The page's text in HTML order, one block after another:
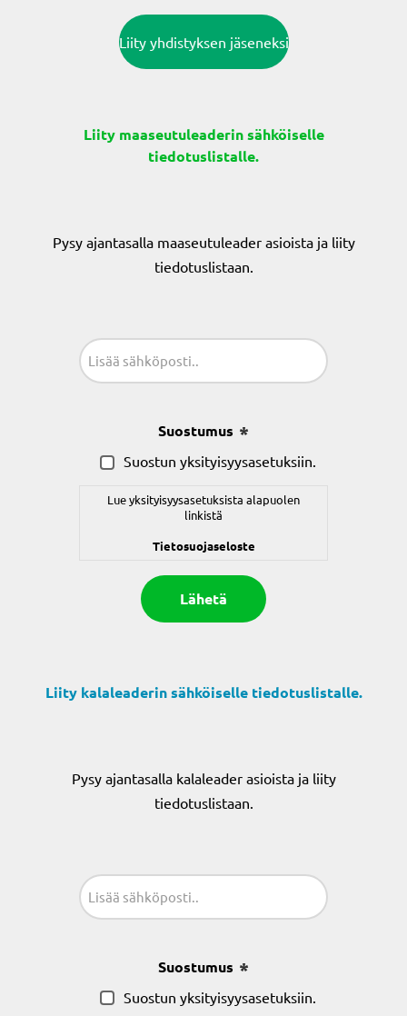
Liity yhdistyksen jäseneksi
Liity maaseutuleaderin sähköiselle
tiedotuslistalle.
Pysy ajantasalla maaseutuleader asioista ja liity
tiedotuslistaan.
Suostumus
Suostun yksityisyysasetuksiin.
Lue yksityisyysasetuksista alapuolen
linkistä
Tietosuojaseloste
Liity kalaleaderin sähköiselle tiedotuslistalle.
Pysy ajantasalla kalaleader asioista ja liity
tiedotuslistaan.
Sähköposti
Suostumus
Suostun yksityisyysasetuksiin.